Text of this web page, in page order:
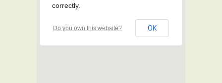
correctly.
Do you own this website? OK